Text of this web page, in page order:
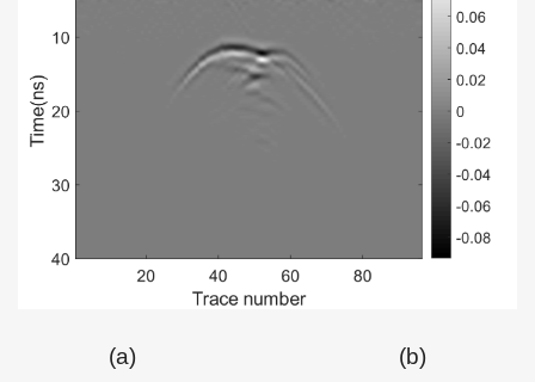
(a) (b)